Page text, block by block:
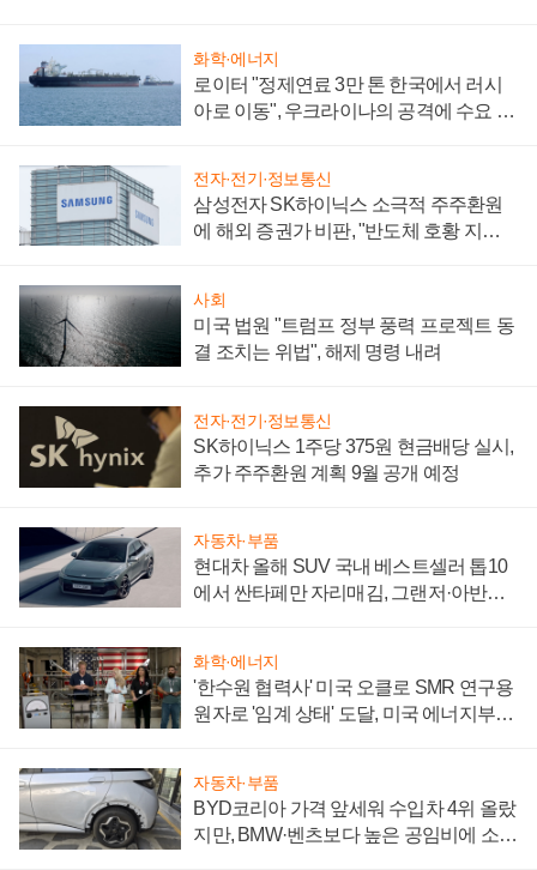
화학·에너지
로이터 "정제연료 3만 톤 한국에서 러시
아로 이동", 우크라이나의 공격에 수요 늘
전자·전기·정보통신
삼성전자 SK하이닉스 소극적 주주환원
에 해외 증권가 비판, "반도체 호황 지속
사회
미국 법원 "트럼프 정부 풍력 프로젝트 동
결 조치는 위법", 해제 명령 내려
전자·전기·정보통신
SK하이닉스 1주당 375원 현금배당 실시,
추가 주주환원 계획 9월 공개 예정
자동차·부품
현대차 올해 SUV 국내 베스트셀러 톱10
에서 싼타페만 자리매김, 그랜저·아반떼
화학·에너지
'한수원 협력사' 미국 오클로 SMR 연구용
원자로 '임계 상태' 도달, 미국 에너지부
자동차·부품
BYD코리아 가격 앞세워 수입차 4위 올랐
지만, BMW·벤츠보다 높은 공임비에 소비